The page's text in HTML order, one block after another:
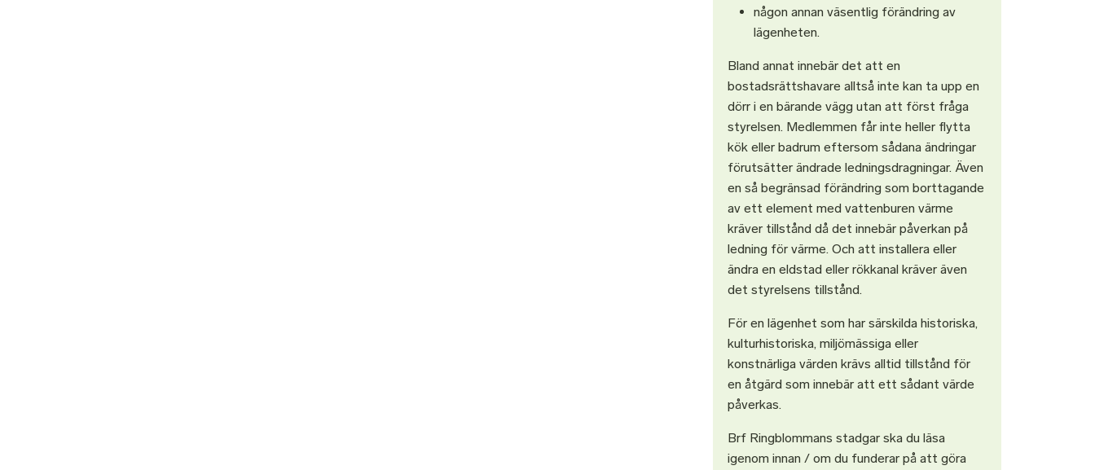
någon annan väsentlig förändring av
lägenheten.
Bland annat innebär det att en
bostadsrättshavare alltså inte kan ta upp en
dörr i en bärande vägg utan att först fråga
styrelsen. Medlemmen får inte heller flytta
kök eller badrum eftersom sådana ändringar
förutsätter ändrade ledningsdragningar. Även
en så begränsad förändring som borttagande
av ett element med vattenburen värme
kräver tillstånd då det innebär påverkan på
ledning för värme. Och att installera eller
ändra en eldstad eller rökkanal kräver även
det styrelsens tillstånd.
För en lägenhet som har särskilda historiska,
kulturhistoriska, miljömässiga eller
konstnärliga värden krävs alltid tillstånd för
en åtgärd som innebär att ett sådant värde
påverkas.
Brf Ringblommans stadgar ska du läsa
igenom innan / om du funderar på att göra